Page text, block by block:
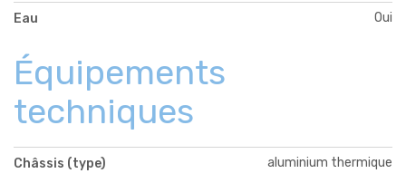
Eau Oui
Équipements
techniques
Châssis (type) aluminium thermique